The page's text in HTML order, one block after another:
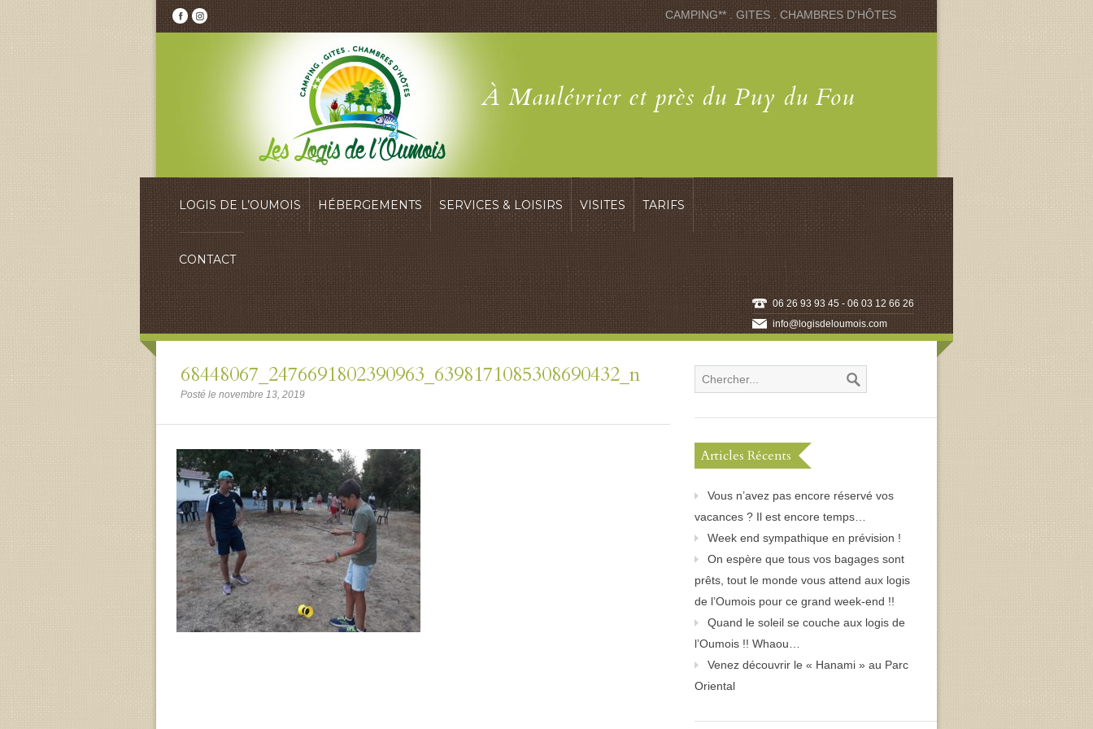
CAMPING** . GITES . CHAMBRES D'HÔTES
À Maulévrier et près du Puy du Fou
LOGIS DE L’OUMOIS HÉBERGEMENTS SERVICES & LOISIRS VISITES TARIFS
CONTACT
06 26 93 93 45 - 06 03 12 66 26
info@logisdeloumois.com
68448067_2476691802390963_6398171085308690432_n
Posté le novembre 13, 2019
Articles Récents
Vous n’avez pas encore réservé vos
vacances ? Il est encore temps…
Week end sympathique en prévision !
On espère que tous vos bagages sont
prêts, tout le monde vous attend aux logis
de l’Oumois pour ce grand week-end !!
Quand le soleil se couche aux logis de
l’Oumois !! Whaou…
Venez découvrir le « Hanami » au Parc
Oriental